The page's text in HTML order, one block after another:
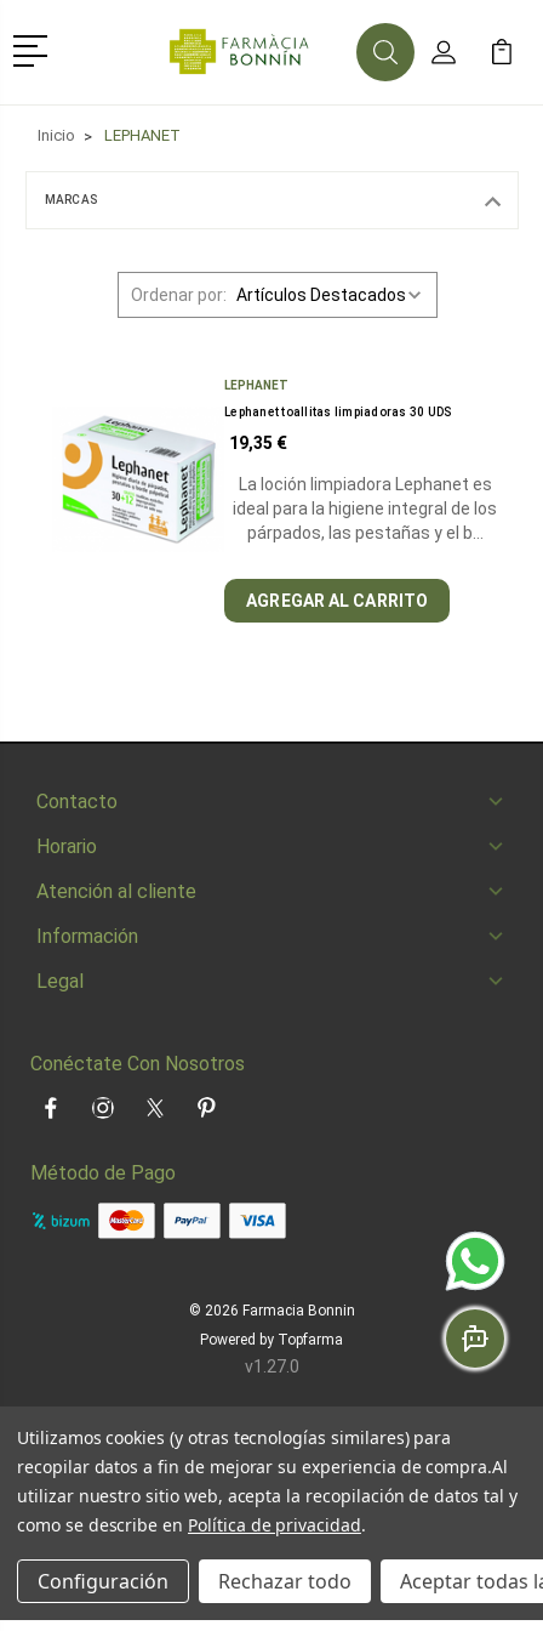
Menú
BuscarMi Cuenta
Mi
Inicio LEPHANET
MARCAS
Ordenar por:
LEPHANET
Lephanet toallitas limpiadoras 30 UDS
19,35 €
La loción limpiadora Lephanet es
ideal para la higiene integral de los
párpados, las pestañas y el b…
AGREGAR AL CARRITO
Contacto
Horario
Atención al cliente
Información
Legal
Conéctate Con Nosotros
FacebookInstagramTwitter Pinterest
Método de Pago
© 2026 Farmacia Bonnin
Powered by Topfarma
v1.27.0
Utilizamos cookies (y otras tecnologías similares) para
recopilar datos a fin de mejorar su experiencia de compra.Al
utilizar nuestro sitio web, acepta la recopilación de datos tal y
como se describe en Política de privacidad.
Configuración Rechazar todo Aceptar todas